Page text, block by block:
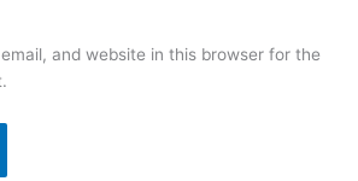
and website in this browser for the